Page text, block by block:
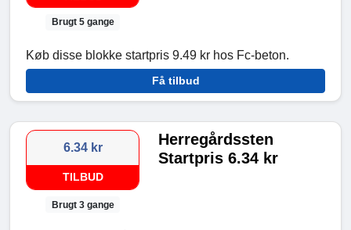
Brugt 5 gange
Køb disse blokke startpris 9.49 kr hos Fc-beton.
Få tilbud
6.34 kr
TILBUD
Brugt 3 gange
Herregårdssten
Startpris 6.34 kr